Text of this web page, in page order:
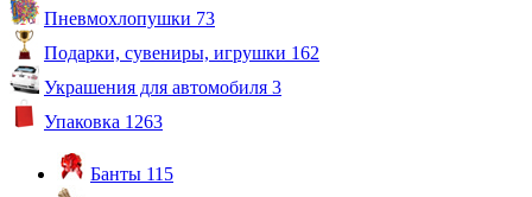
Пневмохлопушки 73
Подарки, сувениры, игрушки 162
Украшения для автомобиля 3
Упаковка 1263
Банты 115